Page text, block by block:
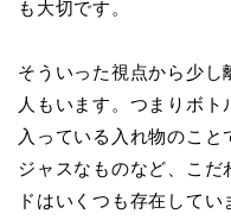
も大切です。
そういった視点から少し
人もいます。つまりボ
入っている入れ物のこ
ジャスなものなど、こだ
ドはいくつも存在してい